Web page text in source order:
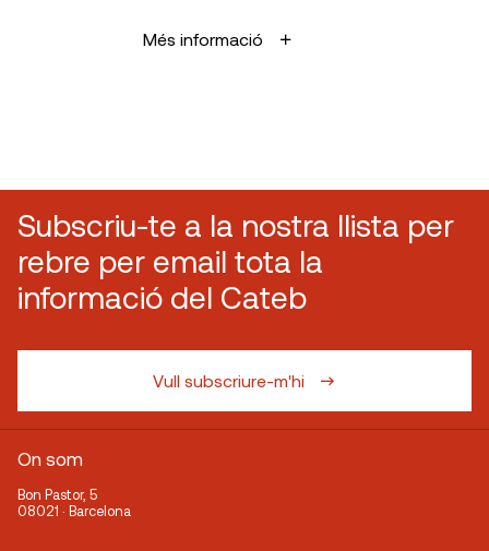
Més informació
Subscriu-te a la nostra llista per
rebre per email tota la
informació del Cateb
Vull subscriure-m'hi
On som
Bon Pastor, 5
08021 · Barcelona